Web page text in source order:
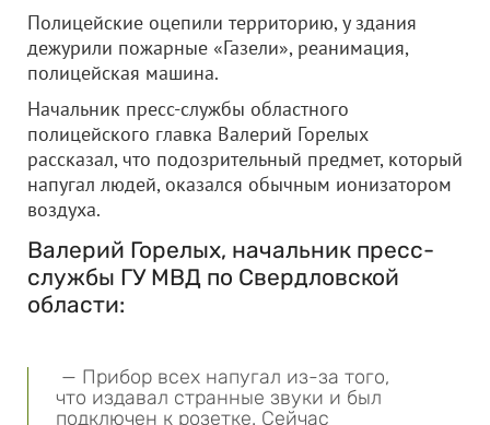
Полицейские оцепили территорию, у здания
дежурили пожарные «Газели», реанимация,
полицейская машина.
Начальник пресс-службы областного
полицейского главка Валерий Горелых
рассказал, что подозрительный предмет, который
напугал людей, оказался обычным ионизатором
воздуха.
Валерий Горелых, начальник пресс-
службы ГУ МВД по Свердловской
области:
— Прибор всех напугал из-за того,
что издавал странные звуки и был
подключен к розетке. Сейчас